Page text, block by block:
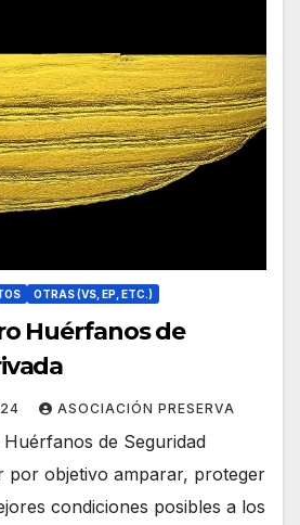
OTRAS (VS, EP, ETC.)
Huérfanos de
ASOCIACIÓN PRESERVA
de Seguridad
por objetivo amparar, proteger
condiciones posibles a los